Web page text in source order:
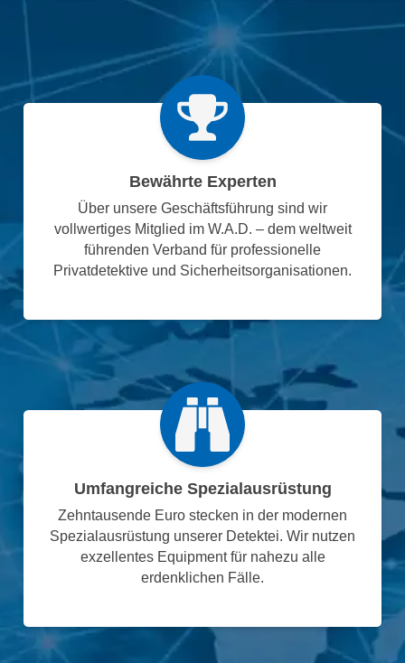
Bewährte Experten
Über unsere Geschäftsführung sind wir
vollwertiges Mitglied im W.A.D. – dem weltweit
führenden Verband für professionelle
Privatdetektive und Sicherheitsorganisationen.
Umfangreiche Spezialausrüstung
Zehntausende Euro stecken in der modernen
Spezialausrüstung unserer Detektei. Wir nutzen
exzellentes Equipment für nahezu alle
erdenklichen Fälle.